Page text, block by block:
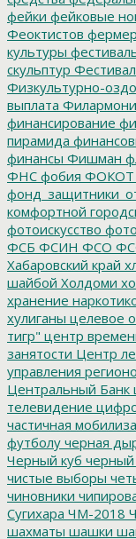
фейки фейковые
Феоктистов
культуры
скульптур
Физкультурно-
выплата
финансирование
пирамида
финансы Фишман
ФНС фобия ФОКОТ
комфортной
фотоискусство
ФСБ ФСИН ФСО
Хабаровский край
шайбой Холдоми
хранение
хулиганы целевое
тигр" центр
занятости Центр
управления
Центральный Банк
телевидение
частичная
футболу черная
Черный куб черный
чистые выборы
чиновники
Сугихара ЧМ-2018
шахматы шашки